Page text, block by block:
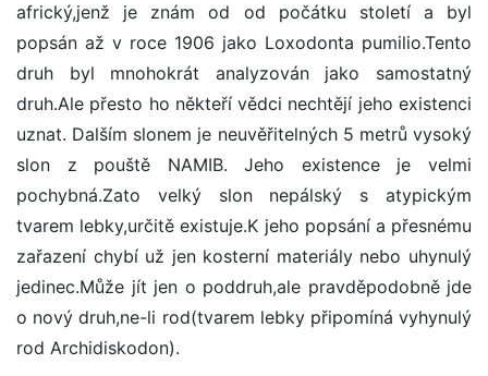
africký,jenž je znám od od počátku století a byl
popsán až v roce 1906 jako Loxodonta pumilio.Tento
druh byl mnohokrát analyzován jako samostatný
druh.Ale přesto ho někteří vědci nechtějí jeho existenci
uznat. Dalším slonem je neuvěřitelných 5 metrů vysoký
slon z pouště NAMIB. Jeho existence je velmi
pochybná.Zato velký slon nepálský s atypickým
tvarem lebky,určitě existuje.K jeho popsání a přesnému
zařazení chybí už jen kosterní materiály nebo uhynulý
jedinec.Může jít jen o poddruh,ale pravděpodobně jde
o nový druh,ne-li rod(tvarem lebky připomíná vyhynulý
rod Archidiskodon).